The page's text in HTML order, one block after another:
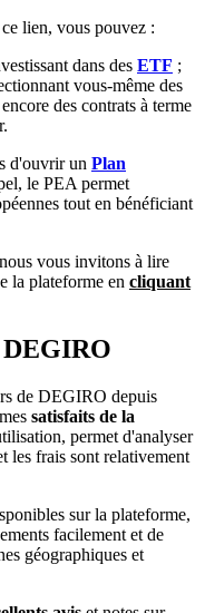
lien, vous pouvez :
dans des ETF ;
vous-même des
des contrats à terme
d'ouvrir un Plan
le PEA permet
tout en bénéficiant
vous invitons à lire
la plateforme en cliquant
de DEGIRO depuis
satisfaits de la
permet d'analyser
les frais sont relativement
sur la plateforme,
facilement et de
géographiques et